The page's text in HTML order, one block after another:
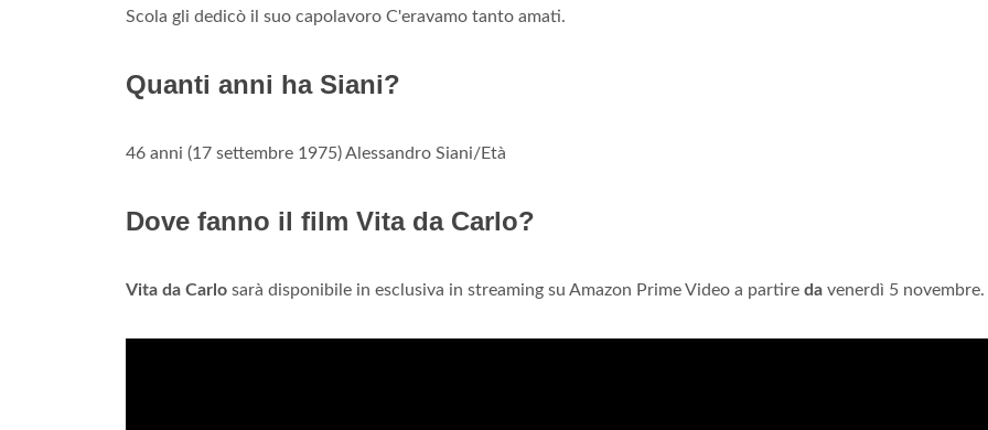
Scola gli dedicò il suo capolavoro C'eravamo tanto amati.
Quanti anni ha Siani?
46 anni (17 settembre 1975) Alessandro Siani/Età
Dove fanno il film Vita da Carlo?
Vita da Carlo sarà disponibile in esclusiva in streaming su Amazon Prime Video a partire da venerdì 5 novembre.